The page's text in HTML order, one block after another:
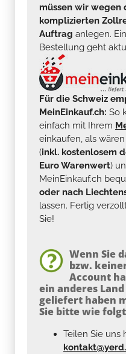
müssen wir wegen
komplizierten
Auftrag anlegen.
Bestellung geht
Für die Schweiz
MeinEinkauf.ch: So
einfach mit Ihrem
einkaufen, als
(inkl. kostenlosem
Euro Warenwert)
MeinEinkauf.ch
oder nach
lassen. Fertig
Sie!
Wenn Sie
bzw.
Account
ein anderes
geliefert haben
Sie bitte wie
Teilen Sie uns